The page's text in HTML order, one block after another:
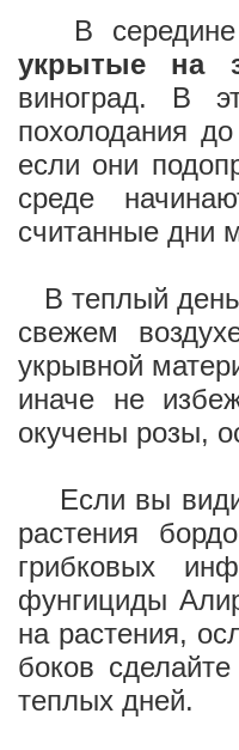
В середине
укрытые на
виноград. В
похолодания
если они
среде
считанные дни
В теплый день
свежем
укрывной
иначе не
окучены розы,
Если вы
растения
грибковых
фунгициды
на растения,
боков
теплых дней.